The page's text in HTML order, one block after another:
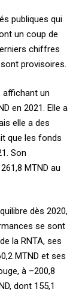
publiques qui
un coup de
chiffres
provisoires.
affichant un
en 2021. Elle a
elle a des
que les fonds
Son
MTND au
dès 2020,
se sont
la RNTA, ses
MTND et ses
à –200,8
dont 155,1